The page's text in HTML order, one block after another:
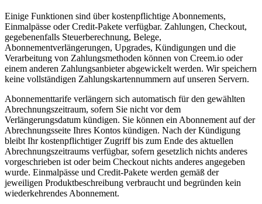
Einige Funktionen sind über kostenpflichtige Abonnements,
Einmalpässe oder Credit-Pakete verfügbar. Zahlungen, Checkout,
gegebenenfalls Steuerberechnung, Belege,
Abonnementverlängerungen, Upgrades, Kündigungen und die
Verarbeitung von Zahlungsmethoden können von Creem.io oder
einem anderen Zahlungsanbieter abgewickelt werden. Wir speichern
keine vollständigen Zahlungskartennummern auf unseren Servern.
Abonnementtarife verlängern sich automatisch für den gewählten
Abrechnungszeitraum, sofern Sie nicht vor dem
Verlängerungsdatum kündigen. Sie können ein Abonnement auf der
Abrechnungsseite Ihres Kontos kündigen. Nach der Kündigung
bleibt Ihr kostenpflichtiger Zugriff bis zum Ende des aktuellen
Abrechnungszeitraums verfügbar, sofern gesetzlich nichts anderes
vorgeschrieben ist oder beim Checkout nichts anderes angegeben
wurde. Einmalpässe und Credit-Pakete werden gemäß der
jeweiligen Produktbeschreibung verbraucht und begründen kein
wiederkehrendes Abonnement.